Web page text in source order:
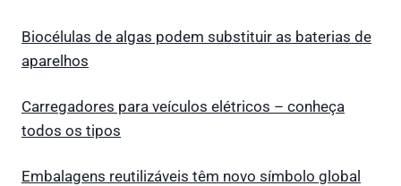
Biocélulas de algas podem substituir as baterias de
aparelhos
Carregadores para veículos elétricos – conheça
todos os tipos
Embalagens reutilizáveis têm novo símbolo global